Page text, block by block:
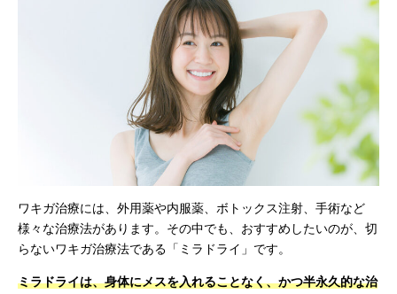
ワキガ治療には、外用薬や内服薬、ボトックス注射、手術など
様々な治療法があります。その中でも、おすすめしたいのが、切
らないワキガ治療法である「ミラドライ」です。
ミラドライは、身体にメスを入れることなく、かつ半永久的な治